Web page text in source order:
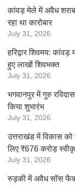
कांवड़ मेले में अवैध
रहा था कारोबार
July 31, 2026
हरिद्वार शिवमय:
हुए लाखों शिवभक्त
July 31, 2026
भगवानपुर में गुरु
किया शुभारंभ
July 31, 2026
उत्तराखंड में विकास
लिए ₹676 करोड़
July 31, 2026
रुड़की में अवैध सॉस